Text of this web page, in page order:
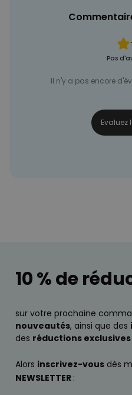
Pas
Il n'y a pas encore
Evaluez
10 % de
sur votre prochaine
nouveautés, ainsi que des
des réductions exclusives
Alors inscrivez-vous dès
NEWSLETTER :